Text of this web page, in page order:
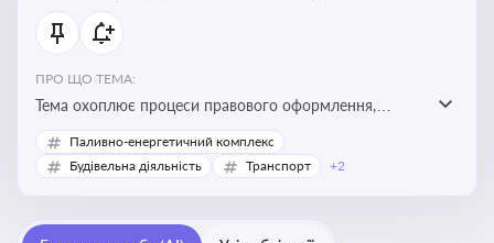
ПРО ЩО ТЕМА:
Тема охоплює процеси правового оформлення,
адміністрування і контролю технічної допомоги, що
надається Україні з-за кордону, і є критично
Паливно-енергетичний комплекс
Будівельна діяльність
Транспорт +2